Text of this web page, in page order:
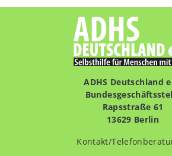
ADHS Deutschland
Rapsstraße 61
13629 Berlin
Kontakt/